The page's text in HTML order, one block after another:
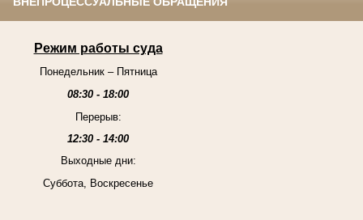
Режим работы суда
Понедельник – Пятница
08:30 - 18:00
Перерыв:
12:30 - 14:00
Выходные дни:
Суббота, Воскресенье